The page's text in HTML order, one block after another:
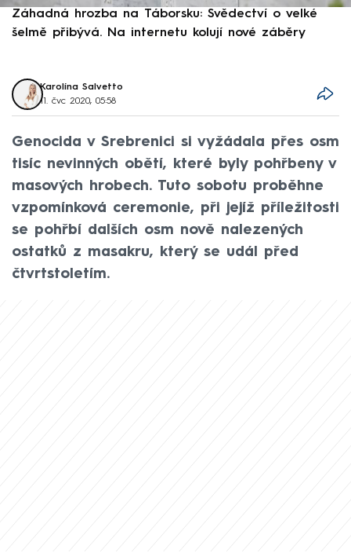
Záhadná hrozba na Táborsku: Svědectví o velké
šelmě přibývá. Na internetu kolují nové záběry
Karolína Salvetto
11. čvc 2020, 05:58
Genocida v Srebrenici si vyžádala přes osm
tisíc nevinných obětí, které byly pohřbeny v
masových hrobech. Tuto sobotu proběhne
vzpomínková ceremonie, při jejíž příležitosti
se pohřbí dalších osm nově nalezených
ostatků z masakru, který se udál před
čtvrtstoletím.